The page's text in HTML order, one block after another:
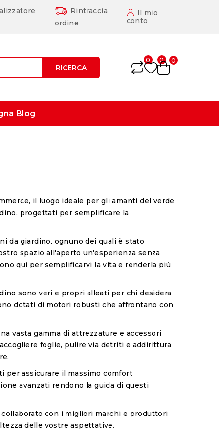
Rintraccia
ordine
Il mio
conto
RICERCA
0 0 0
Blog
il luogo ideale per gli amanti del verde
progettati per semplificare la
da giardino, ognuno dei quali è stato
spazio all'aperto un'esperienza senza
qui per semplificarvi la vita e renderla più
sono veri e propri alleati per chi desidera
dotati di motori robusti che affrontano con
vasta gamma di attrezzature e accessori
foglie, pulire via detriti e addirittura
per assicurare il massimo comfort
avanzati rendono la guida di questi
con i migliori marchi e produttori
delle vostre aspettative.